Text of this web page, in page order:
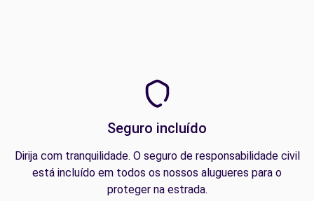
Seguro incluído
Dirija com tranquilidade. O seguro de responsabilidade civil
está incluído em todos os nossos alugueres para o
proteger na estrada.